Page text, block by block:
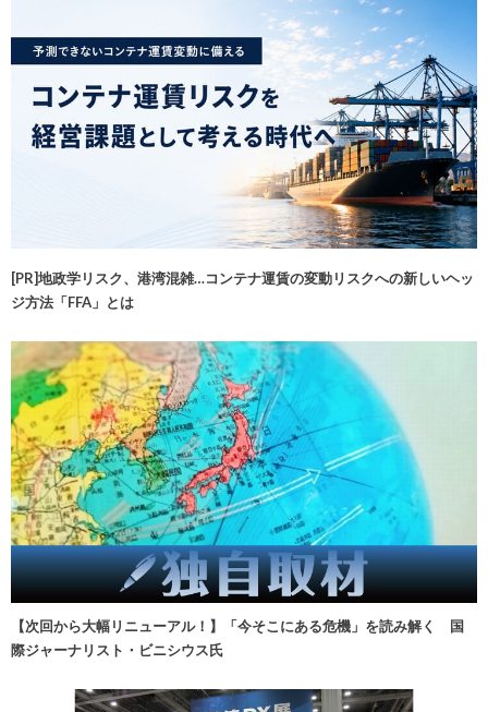
[PR]地政学リスク、港湾混雑…コンテナ運賃の変動リスクへの新しいヘッ
ジ方法「FFA」とは
【次回から大幅リニューアル！】「今そこにある危機」を読み解く 国
際ジャーナリスト・ビニシウス氏